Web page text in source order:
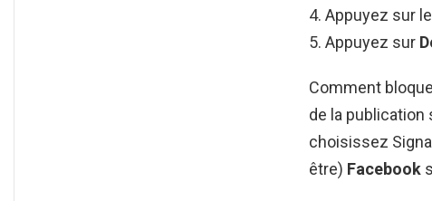
Appuyez sur
Appuyez sur
Comment
de la publication
choisissez
être) Facebook